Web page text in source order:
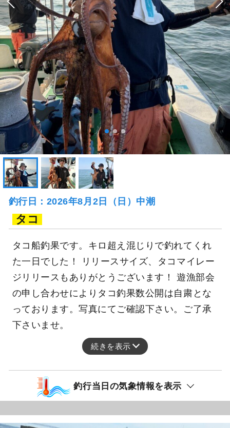
釣行日：2026年8月2日（日）中潮
タコ
タコ船釣果です。キロ超え混じりで釣れてくれ
た一日でした！ リリースサイズ、タコマイレー
ジリリースもありがとうございます！ 遊漁部会
の申し合わせによりタコ釣果数公開は自粛とな
っております。写真にてご確認下さい。ご了承
下さいませ。
続きを表示
釣行当日の気象情報を表示